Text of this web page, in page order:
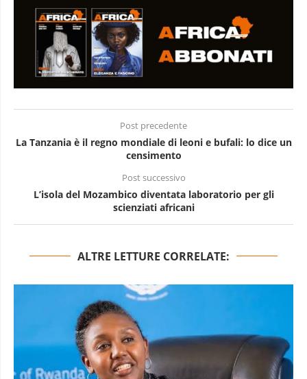
Post precedente
La Tanzania è il regno mondiale di leoni e bufali: lo dice un
censimento
Post successivo
L’isola del Mozambico diventata laboratorio per gli
scienziati africani
ALTRE LETTURE CORRELATE: